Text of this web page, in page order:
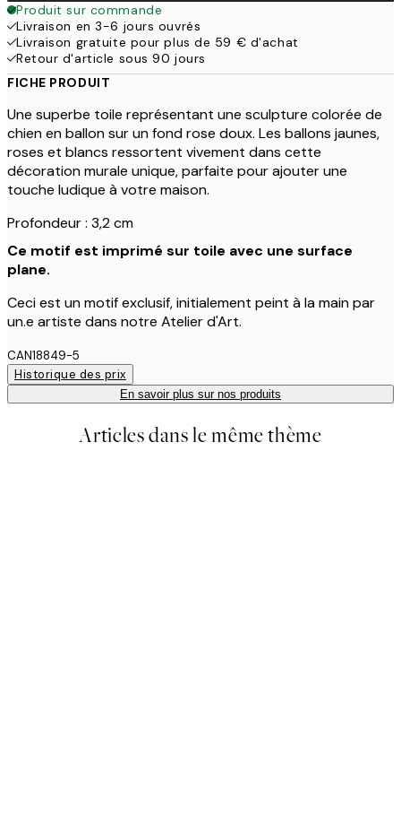
Produit sur commande
Livraison en 3-6 jours ouvrés
Livraison gratuite pour plus de 59 € d'achat
Retour d'article sous 90 jours
FICHE PRODUIT
Une superbe toile représentant une sculpture colorée de
chien en ballon sur un fond rose doux. Les ballons jaunes,
roses et blancs ressortent vivement dans cette
décoration murale unique, parfaite pour ajouter une
touche ludique à votre maison.
Profondeur : 3,2 cm
Ce motif est imprimé sur toile avec une surface
plane.
Ceci est un motif exclusif, initialement peint à la main par
un.e artiste dans notre Atelier d'Art.
CAN18849-5
Historique des prix
En savoir plus sur nos produits
Articles dans le même thème